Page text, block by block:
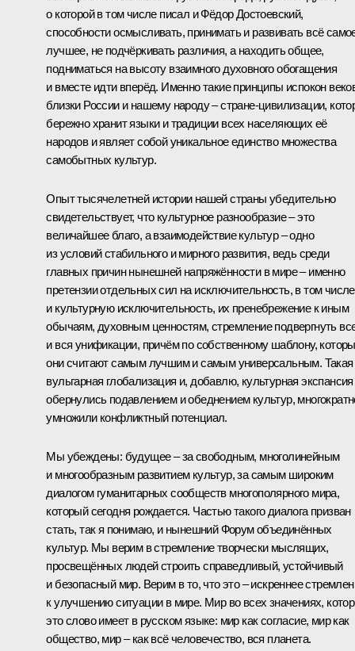
о которой в том числе писал и Фёдор Достоевский,
способности осмысливать, принимать и развивать всё
лучшее, не подчёркивать различия, а находить общее,
подниматься на высоту взаимного духовного обогащения
и вместе идти вперёд. Именно такие принципы испокон
близки России и нашему народу – стране-цивилизации,
бережно хранит языки и традиции всех населяющих её
народов и являет собой уникальное единство множества
самобытных культур.
Опыт тысячелетней истории нашей страны убедительно
свидетельствует, что культурное разнообразие – это
величайшее благо, а взаимодействие культур – одно
из условий стабильного и мирного развития, ведь среди
главных причин нынешней напряжённости в мире – именно
претензии отдельных сил на исключительность, в том числе
и культурную исключительность, их пренебрежение к иным
обычаям, духовным ценностям, стремление подвергнуть
и вся унификации, причём по собственному шаблону,
они считают самым лучшим и самым универсальным. Такая
вульгарная глобализация и, добавлю, культурная экспансия
обернулись подавлением и обеднением культур,
умножили конфликтный потенциал.
Мы убеждены: будущее – за свободным, многолинейным
и многообразным развитием культур, за самым широким
диалогом гуманитарных сообществ многополярного мира,
который сегодня рождается. Частью такого диалога призван
стать, так я понимаю, и нынешний Форум объединённых
культур. Мы верим в стремление творчески мыслящих,
просвещённых людей строить справедливый, устойчивый
и безопасный мир. Верим в то, что это – искреннее
к улучшению ситуации в мире. Мир во всех значениях,
это слово имеет в русском языке: мир как согласие, мир как
общество, мир – как всё человечество, вся планета.